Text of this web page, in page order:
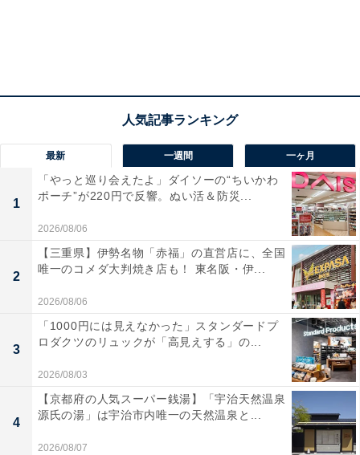
最新 一週間 一ヶ月
1
「やっと巡り会えたよ」ダイソーの“ちいかわ
ポーチ”が220円で反響。ぬい活＆防災...
2026/08/06
2
【三重県】伊勢名物「赤福」の直営店に、全国
唯一のコメダ大判焼き店も！ 東名阪・伊...
2026/08/06
3
「1000円には見えなかった」スタンダードプ
ロダクツのリュックが「高見えする」の...
2026/08/03
4
【京都府の人気スーパー銭湯】「宇治天然温泉
源氏の湯」は宇治市内唯一の天然温泉と...
2026/08/07